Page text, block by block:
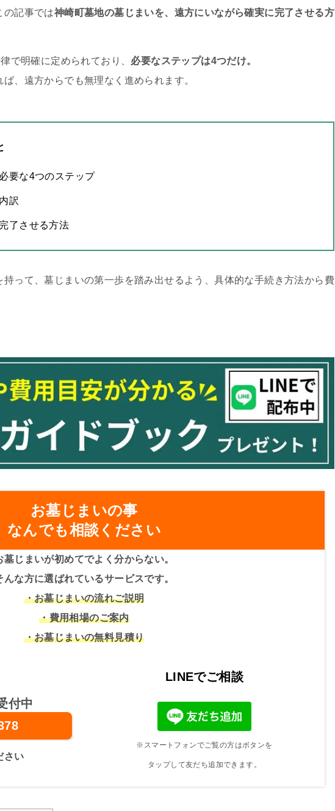
の記事では神崎町墓地の墓じまいを、遠方にいながら確実に完了させる方
で明確に定められており、 必要なステップは4つだけ。
、遠方からでも無理なく進められます。
要な4つのステップ
訳
了させる方法
持って、墓じまいの第一歩を踏み出せるよう、具体的な手続き方法から費
お墓じまいの事
なんでも相談ください
墓じまいが初めてでよく分からない。
んな方に選ばれているサービスです。
・お墓じまいの流れご説明
・費用相場のご案内
・お墓じまいの無料見積り
付中
さい
LINEでご相談
※スマートフォンでご覧の方はボタンを
タップして友だち追加できます。